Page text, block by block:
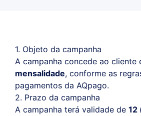
1. Objeto da campanha
A campanha concede ao
mensalidade, conforme as
pagamentos da AQpago.
2. Prazo da campanha
A campanha terá validade de 12